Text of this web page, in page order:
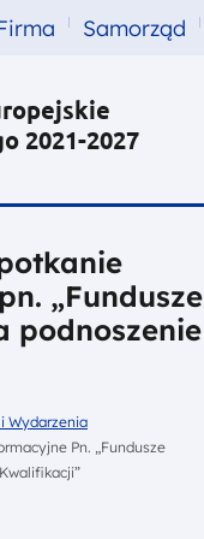
Samorząd
2021-2027
„Fundusze
podnoszenie
Wydarzenia
Pn. „Fundusze